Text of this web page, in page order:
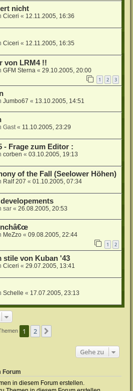
nicht
Ciceri « 12.11.2005, 16:36
Ciceri « 12.11.2005, 16:35
von LRM4 !!
GFM Sterna «29.10.2005, 20:00
1 2 3
Jumbo67 « 13.10.2005, 14:51
Gast« 11.10.2005, 23:29
- Frage zum Editor :
corben «03.10.2005, 19:13
of the Fall (Seelower Höhen)
Ralf 207 «01.10.2005, 07:34
sar «26.08.2005, 20:53
MeZzo «09.08.2005, 22:44
1 2
stile von Kuban '43
Ciceri «29.07.2005, 13:41
Schelle « 17.07.2005, 23:13
1 2
Gehe zu
Forum
in diesem Forum erstellen.